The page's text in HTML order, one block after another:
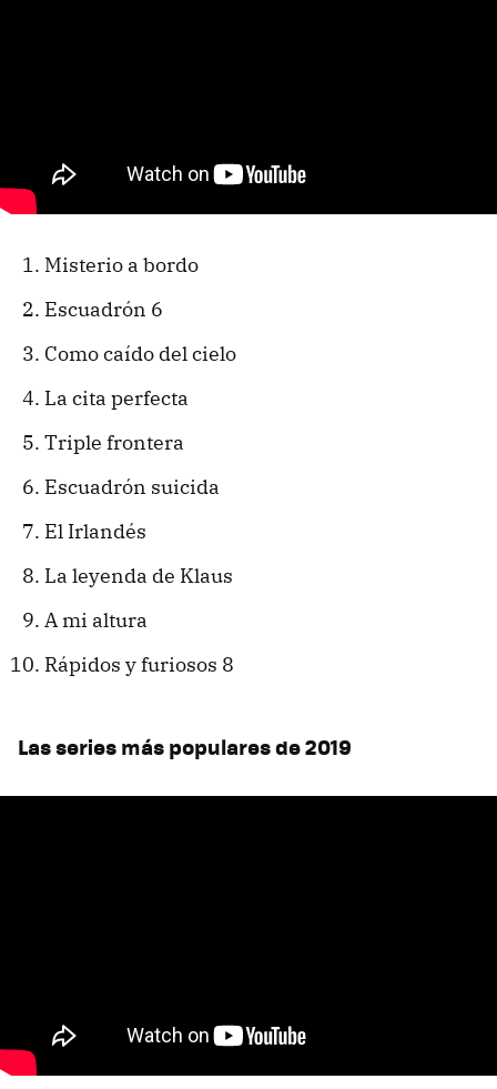
Misterio a bordo
Escuadrón 6
Como caído del cielo
La cita perfecta
Triple frontera
Escuadrón suicida
El Irlandés
La leyenda de Klaus
A mi altura
Rápidos y furiosos 8
Las series más populares de 2019